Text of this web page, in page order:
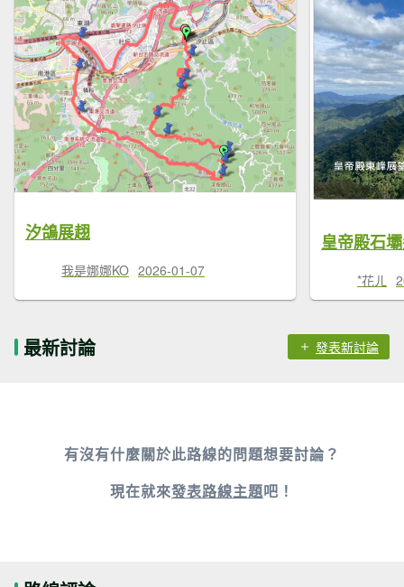
汐鴿展趐
我是娜娜KO 2026-01-07
*花ㄦ
最新討論 發表新討論
有沒有什麼關於此路線的問題想要討論？
現在就來發表路線主題吧！